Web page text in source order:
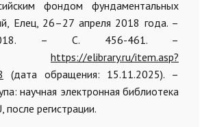
фондом фундаментальных
Елец, 26–27 апреля 2018 года. –
– С. 456-461. –
https://elibrary.ru/item.asp?
(дата обращения: 15.11.2025). –
научная электронная библиотека
после регистрации.